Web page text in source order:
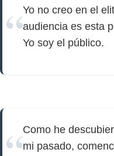
Yo no creo en el
audiencia es esta
Yo soy el público.
Como he
mi pasado,